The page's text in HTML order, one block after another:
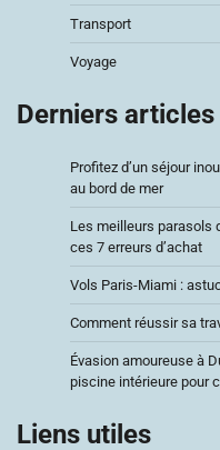
Transport
Voyage
Derniers articles
Profitez d’un séjour
au bord de mer
Les meilleurs parasols
ces 7 erreurs d’achat
Vols Paris-Miami :
Comment réussir sa
Évasion amoureuse à
piscine intérieure pour
Liens utiles